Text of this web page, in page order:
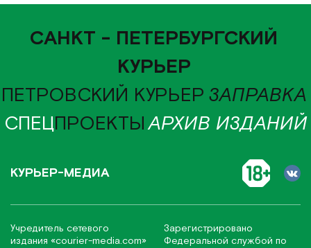
САНКТ - ПЕТЕРБУРГСКИЙ
КУРЬЕР
ПЕТРОВСКИЙ КУРЬЕР ЗАПРАВКА
СПЕЦПРОЕКТЫАРХИВ ИЗДАНИЙ
КУРЬЕР-МЕДИА
Учредитель сетевого
издания «соurier-media.com»
Зарегистрировано
Федеральной службой по